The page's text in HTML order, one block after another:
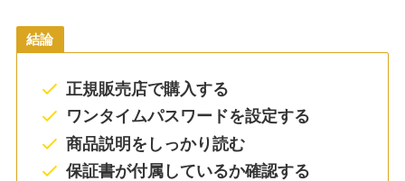
結論
正規販売店で購入する
ワンタイムパスワードを設定する
商品説明をしっかり読む
保証書が付属しているか確認する